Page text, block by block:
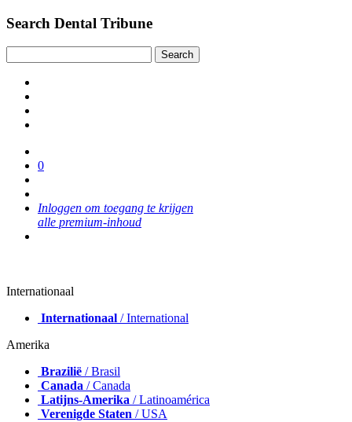
Search Dental Tribune
0
Inloggen om toegang te krijgen
alle premium-inhoud
Internationaal
Internationaal / International
Amerika
Brazilië / Brasil
Canada / Canada
Latijns-Amerika / Latinoamérica
Verenigde Staten / USA